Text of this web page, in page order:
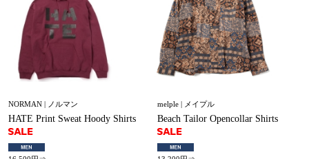
NORMAN | ノルマン
HATE Print Sweat Hoody Shirts
melple | メイプル
Beach Tailor Opencollar Shirts